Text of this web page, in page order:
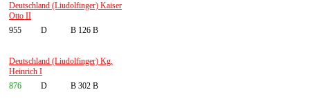
Deutschland (Liudolfinger) Kaiser
Otto II
955
D B 126 B
Deutschland (Liudolfinger) Kg.
Heinrich I
876
D B 302 B